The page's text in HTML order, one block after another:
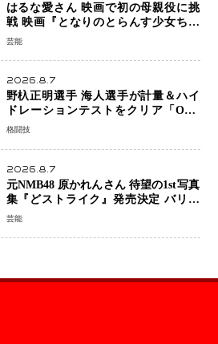
はるな愛さん 映画で初の母親役に挑
戦 映画『となりのとらんす少女ちゃ
ん』11月7日公開 未来の自分との対話
芸能
2026.8.7
野杁正明選手 海人選手が計量＆ハイ
ドレーションテストをクリア「ONE
SAMURAI 2」決戦へ万全の準備整う
格闘技
2026.8.7
元NMB48 原かれんさん 待望の1st写真
集『どストライク』発売決定 バリで
魅せる25歳の新境地
芸能